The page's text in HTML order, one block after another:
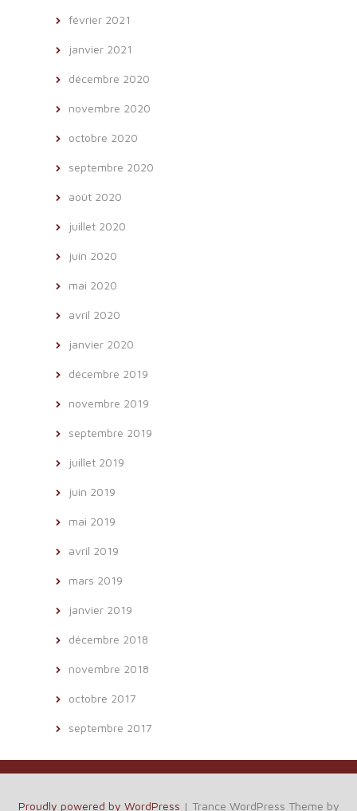
février 2021
janvier 2021
décembre 2020
novembre 2020
octobre 2020
septembre 2020
août 2020
juillet 2020
juin 2020
mai 2020
avril 2020
janvier 2020
décembre 2019
novembre 2019
septembre 2019
juillet 2019
juin 2019
mai 2019
avril 2019
mars 2019
janvier 2019
décembre 2018
novembre 2018
octobre 2017
septembre 2017
Proudly powered by WordPress | Trance WordPress Theme by